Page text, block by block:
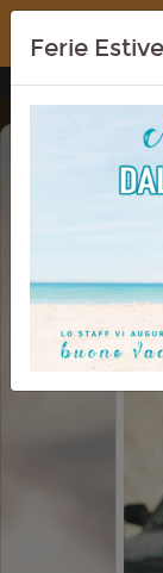
UNA
BATTLE
Ferie